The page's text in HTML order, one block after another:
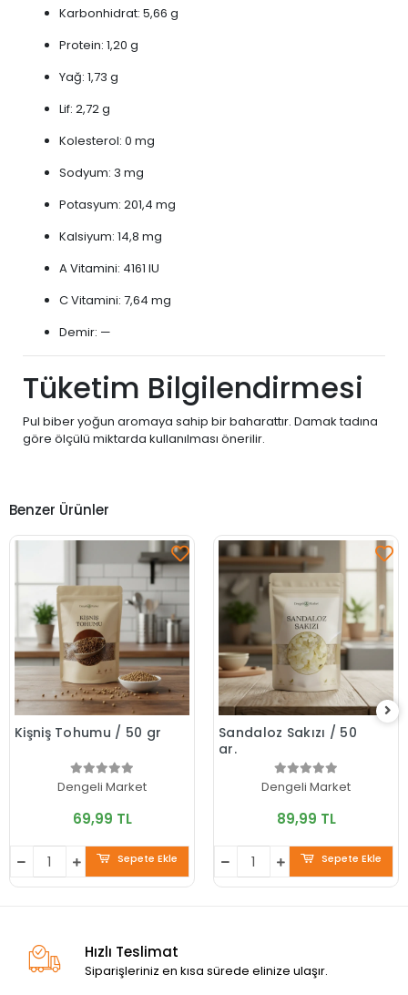
Karbonhidrat: 5,66 g
Protein: 1,20 g
Yağ: 1,73 g
Lif: 2,72 g
Kolesterol: 0 mg
Sodyum: 3 mg
Potasyum: 201,4 mg
Kalsiyum: 14,8 mg
A Vitamini: 4161 IU
C Vitamini: 7,64 mg
Demir: —
Tüketim Bilgilendirmesi
Pul biber yoğun aromaya sahip bir baharattır. Damak tadına
göre ölçülü miktarda kullanılması önerilir.
Benzer Ürünler
Kişniş Tohumu / 50 gr
Dengeli Market
69,99 TL
Sepete Ekle
Sandaloz Sakızı / 50
gr.
Dengeli Market
89,99 TL
Sepete Ekle
Hızlı Teslimat
Siparişleriniz en kısa sürede elinize ulaşır.